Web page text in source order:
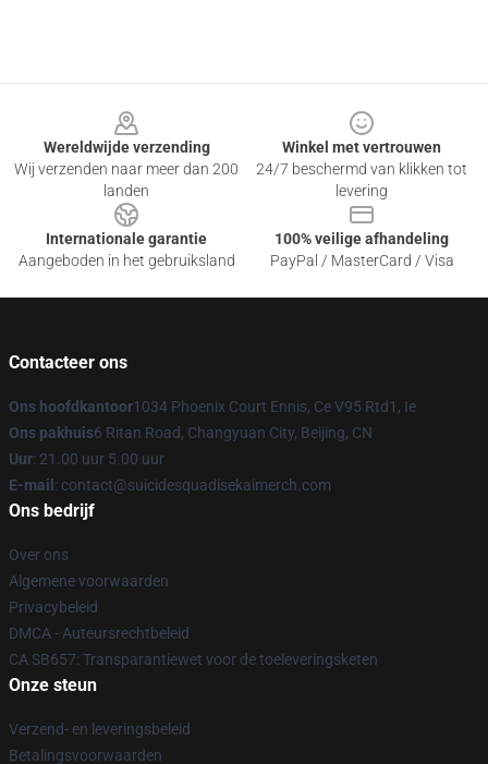
Wereldwijde verzending
Wij verzenden naar meer dan 200
landen
Winkel met vertrouwen
24/7 beschermd van klikken tot
levering
Internationale garantie
Aangeboden in het gebruiksland
100% veilige afhandeling
PayPal / MasterCard / Visa
Contacteer ons
Ons hoofdkantoor1034 Phoenix Court Ennis, Ce V95 Rtd1, Ie
Ons pakhuis6 Ritan Road, Changyuan City, Beijing, CN
Uur: 21.00 uur 5.00 uur
E-mail : contact@suicidesquadisekaimerch.com
Ons bedrijf
Over ons
Algemene voorwaarden
Privacybeleid
DMCA - Auteursrechtbeleid
CA SB657: Transparantiewet voor de toeleveringsketen
Onze steun
Verzend- en leveringsbeleid
Betalingsvoorwaarden